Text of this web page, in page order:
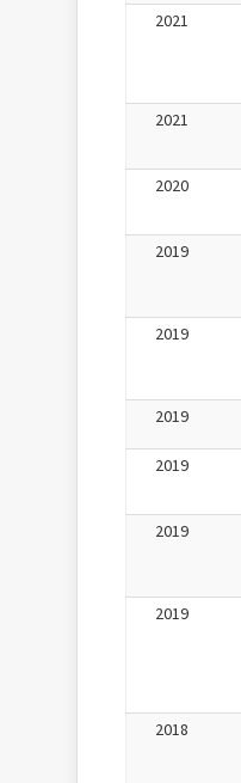
2021
2021
2020
2019
2019
2019
2019
2019
2019
2018